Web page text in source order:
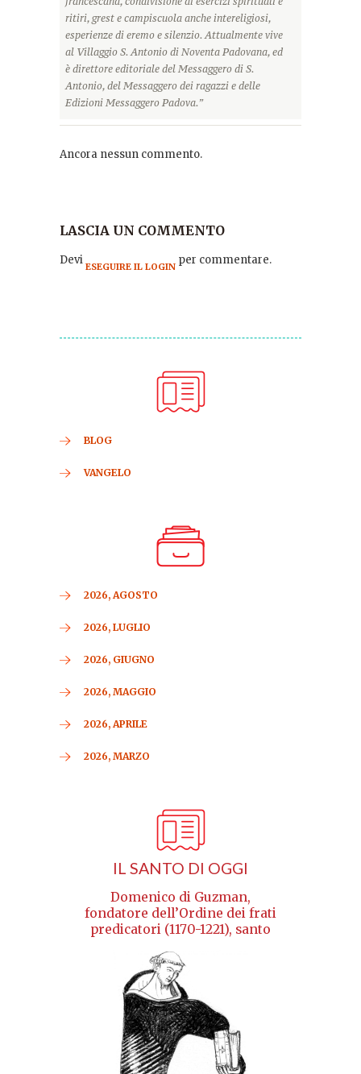
ritiri, grest e campiscuola anche intereligiosi,
esperienze di eremo e silenzio. Attualmente vive
al Villaggio S. Antonio di Noventa Padovana, ed
è direttore editoriale del Messaggero di S.
Antonio, del Messaggero dei ragazzi e delle
Edizioni Messaggero Padova.”
Ancora nessun commento.
LASCIA UN COMMENTO
Devi ESEGUIRE IL LOGIN per commentare.
BLOG
VANGELO
2026, AGOSTO
2026, LUGLIO
2026, GIUGNO
2026, MAGGIO
2026, APRILE
2026, MARZO
IL SANTO DI OGGI
Domenico di Guzman,
fondatore dell’Ordine dei frati
predicatori (1170-1221), santo